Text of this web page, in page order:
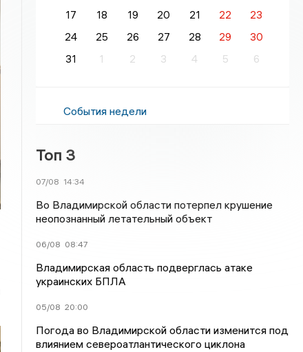
17
18 19 20 21 22
23
24
25 26 27 28 29
30
31
1 2 3 4 5 6
События недели
Топ 3
07/08 14:34
Во Владимирской области потерпел крушение
неопознанный летательный объект
06/08 08:47
Владимирская область подверглась атаке
украинских БПЛА
05/08 20:00
Погода во Владимирской области изменится под
влиянием североатлантического циклона